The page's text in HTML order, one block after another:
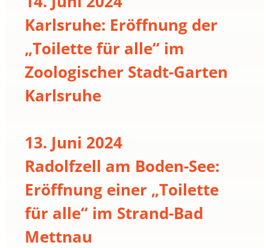
Karlsruhe: Eröffnung der
„Toilette für alle“ im
Zoologischer Stadt-Garten
Karlsruhe
13. Juni 2024
Radolfzell am Boden-See:
Eröffnung einer „Toilette
für alle“ im Strand-Bad
Mettnau